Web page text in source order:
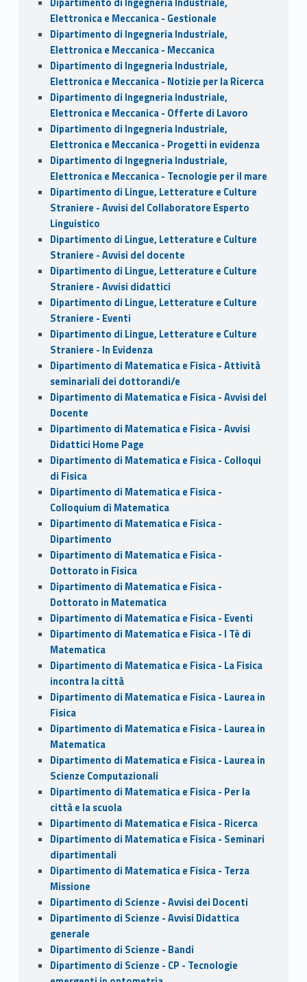
Elettronica e Meccanica - Gestionale
Dipartimento di Ingegneria Industriale,
Elettronica e Meccanica - Meccanica
Dipartimento di Ingegneria Industriale,
Elettronica e Meccanica - Notizie per la Ricerca
Dipartimento di Ingegneria Industriale,
Elettronica e Meccanica - Offerte di Lavoro
Dipartimento di Ingegneria Industriale,
Elettronica e Meccanica - Progetti in evidenza
Dipartimento di Ingegneria Industriale,
Elettronica e Meccanica - Tecnologie per il mare
Dipartimento di Lingue, Letterature e Culture
Straniere - Avvisi del Collaboratore Esperto
Linguistico
Dipartimento di Lingue, Letterature e Culture
Straniere - Avvisi del docente
Dipartimento di Lingue, Letterature e Culture
Straniere - Avvisi didattici
Dipartimento di Lingue, Letterature e Culture
Straniere - Eventi
Dipartimento di Lingue, Letterature e Culture
Straniere - In Evidenza
Dipartimento di Matematica e Fisica - Attività
seminariali dei dottorandi/e
Dipartimento di Matematica e Fisica - Avvisi del
Docente
Dipartimento di Matematica e Fisica - Avvisi
Didattici Home Page
Dipartimento di Matematica e Fisica - Colloqui
di Fisica
Dipartimento di Matematica e Fisica -
Colloquium di Matematica
Dipartimento di Matematica e Fisica -
Dipartimento
Dipartimento di Matematica e Fisica -
Dottorato in Fisica
Dipartimento di Matematica e Fisica -
Dottorato in Matematica
Dipartimento di Matematica e Fisica - Eventi
Dipartimento di Matematica e Fisica - I Tè di
Matematica
Dipartimento di Matematica e Fisica - La Fisica
incontra la città
Dipartimento di Matematica e Fisica - Laurea in
Fisica
Dipartimento di Matematica e Fisica - Laurea in
Matematica
Dipartimento di Matematica e Fisica - Laurea in
Scienze Computazionali
Dipartimento di Matematica e Fisica - Per la
città e la scuola
Dipartimento di Matematica e Fisica - Ricerca
Dipartimento di Matematica e Fisica - Seminari
dipartimentali
Dipartimento di Matematica e Fisica - Terza
Missione
Dipartimento di Scienze - Avvisi dei Docenti
Dipartimento di Scienze - Avvisi Didattica
generale
Dipartimento di Scienze - Bandi
Dipartimento di Scienze - CP - Tecnologie